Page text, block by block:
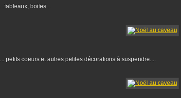
...tableaux, boites...
... petits coeurs et autres petites décorations à suspendre....